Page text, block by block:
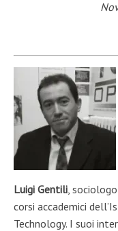
Luigi Gentili,
corsi accademici
Technology. I suoi